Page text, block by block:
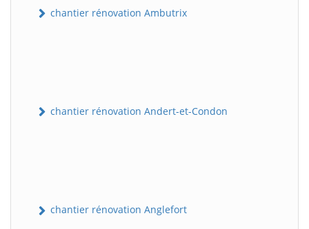
chantier rénovation Ambutrix
chantier rénovation Andert-et-Condon
chantier rénovation Anglefort